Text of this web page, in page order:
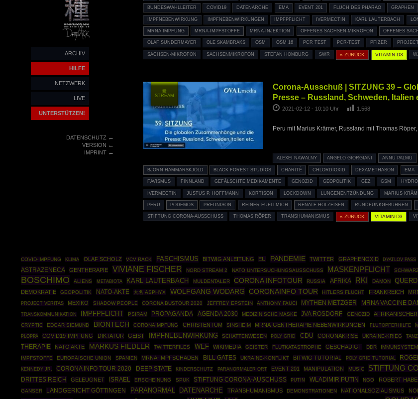
ARCHIV
HILFE
NETZWERK
LIVE
UNTERSTÜTZEN!
DATENSCHUTZ←
VERSION ←
IMPRINT←
BUNDESWAHLLEITER COVID19 DATENARCHE EMA EVENT 201 FLUCH DES PHARAO GRAPHEN
IMPFNEBENWIRKUNG IMPFNEBENWIRKUNGEN IMPFPFLICHT IVERMECTIN KARL LAUTERBACH
MRNA IMPFUNG MRNA-IMPFSTOFFE MRNA-INJEKTION OFFENES SACHSEN-MIKROFON OFFENES
OLAF SUNDERMAYER OLE SKAMBRAKS OSM OSM 16 PCR TEST PCR-TEST PFIZER
SACHSEN-MIKROFON SACHSENMIKROFON STEFAN HOMBURG SWR « ZURÜCK VITAMIN-D3
Corona-Ausschuß | SITZUNG 39 –
Presse – Russland, Schweden, Italien
2021-02-12 - 10:10 Uhr 1.568
Peru mit Marius Krämer, Russland mit Thomas
ALEXEI NAWALNY ANGELO GIORGIANI ANNU PALMU
BJÖRN HAMMARSKJÖLD BLACK FOREST STUDIOS CHARITÉ CHLORDIOXID DEXAMETHASON EMA
FAVISMUS FINNLAND GEFÄLSCHTE MEDIKAMENTE GENOZID GEOPOLITIK GEZ GSM
IVERMECTIN JUSTUS P. HOFFMANN KORTISON LOCKDOWN LUNGENENTZÜNDUNG MARIUS
PERU PODEMOS PREDNISON REINER FUELLMICH RENATE HOLZEISEN RUNDFUNKGEBÜHREN
STIFTUNG CORONA-AUSSCHUSS THOMAS RÖPER TRANSHUMANISMUS « ZURÜCK VITAMIN-D3
種
STREAM
COVID-IMPFUNG KLIMA OLAF SCHOLZ VCV RACK FASCHISMUS BITWIG ANLEITUNG EU PANDEMIE TWITTER GRAPHENOXID DYATLOV PASS
ASTRAZENECA GENTHERAPIE VIVIANE FISCHER NORD STREAM 2 NATO UNTERSUCHUNGSAUSSCHUSS MASKENPFLICHT
BOSCHIMO ALIENS METABIOTA KARL LAUTERBACH MULDENTALER CORONA INFOTOUR RUSSIA AFRIKA RKI DÄMON
DEMOKRATIE GEOPOLITIK NATO-AKTE 大名 ASPHYX WOLFGANG WODARG CORONAINFO TOUR HITLERS FLUCHT FRANKREICH
PROJECT VERITAS MEXIKO SHADOW PEOPLE CORONA BUSTOUR 2020 JEFFREY EPSTEIN ANTHONY FAUCI MYTHEN METZGER MRNA VACCINE
TRANSKOMMUNIKATION IMPFPFLICHT PSIRAM PROPAGANDA AGENDA 2030 MEDIZINISCHE MASKE JVA ROSDORF GENOZID
CRYPTIC EDGAR SIEMUND BIONTECH CORONAIMPFUNG CHRISTENTUM SINSHEIM MRNA-GENTHERAPIE NEBENWIRKUNGEN FLUTOPFERHILFE
PLOPPA
COVID19-IMPFUNG DIKTATUR GEIST IMPFNEBENWIRKUNG SCHATTENWESEN POLY GRID CDU CORONAKRISE UKRAINE-KRIEG
THERAPIE
NATO AKTE MARKUS FIEDLER TWITTERFILES WEF WIKIMEDIA GEISTER FLUTKATASTROPHE GESCHÄDIGT DDR IMMUNSYSTEM
IMPFSTOFFE
EUROPÄISCHE UNION SPANIEN MRNA-IMPFSCHADEN BILL GATES UKRAINE-KONFLIKT BITWIG TUTORIAL POLY GRID TUTORIAL
KENNEDY JR.
CORONA INFO TOUR 2020 DEEP STATE KINDERSCHUTZ PARANORMALER ORT EVENT 201 MANIPULATION MUSIC STIFTUNG
DRITTES REICH GELEUGNET ISRAEL ERSCHEINUNG SPUK STIFTUNG CORONA-AUSCHUSS PUTIN WLADIMIR PUTIN NGO ROBERT
GANSER
LANDGERICHT GÖTTINGEN PARANORMAL DATENARCHE TRANSHUMANISMUS DEMONSTRATIONEN NATIONALSOZIALISMUS